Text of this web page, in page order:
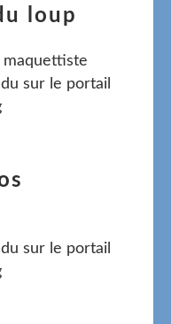
loup
sur le portail
sur le portail